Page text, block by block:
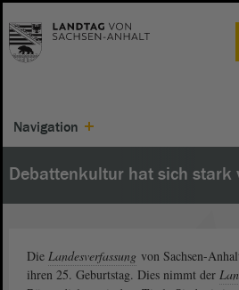
Navigation
Debattenkultur hat sich stark
Die Landesverfassung von Sachsen-
ihren 25. Geburtstag. Dies nimmt der